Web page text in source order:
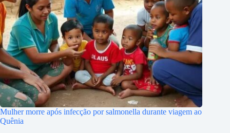
Mulher morre após infecção por salmonella durante viagem ao
Quênia